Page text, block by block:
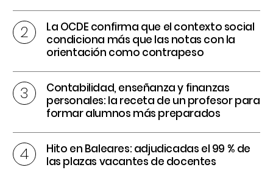
La OCDE confirma que el contexto social
condiciona más que las notas con la
orientación como contrapeso
Contabilidad, enseñanza y finanzas
personales: la receta de un profesor para
formar alumnos más preparados
Hito en Baleares: adjudicadas el 99 % de
las plazas vacantes de docentes